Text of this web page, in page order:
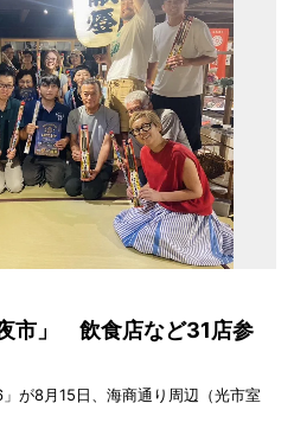
市」 飲食店など31店参
が8月15日、海商通り周辺（光市室